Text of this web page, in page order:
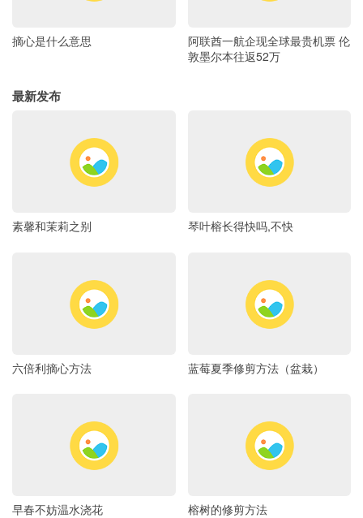
摘心是什么意思
阿联酋一航企现全球最贵机票 伦
敦墨尔本往返52万
最新发布
素馨和茉莉之别 琴叶榕长得快吗,不快
六倍利摘心方法 蓝莓夏季修剪方法（盆栽）
早春不妨温水浇花 榕树的修剪方法